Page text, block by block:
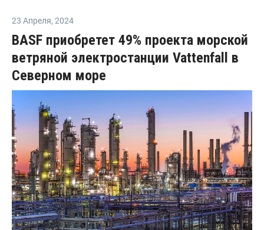
23 Апреля, 2024
BASF приобретет 49% проекта морской
ветряной электростанции Vattenfall в
Северном море